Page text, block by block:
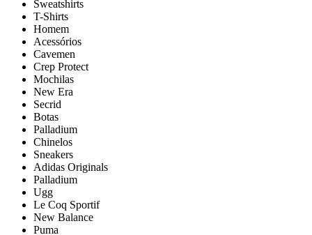
Sweatshirts
T-Shirts
Homem
Acessórios
Cavemen
Crep Protect
Mochilas
New Era
Secrid
Botas
Palladium
Chinelos
Sneakers
Adidas Originals
Palladium
Ugg
Le Coq Sportif
New Balance
Puma